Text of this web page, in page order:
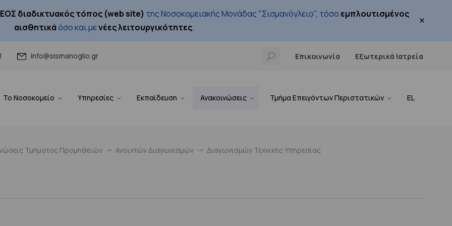
διαδικτυακός τόπος (web site) της Νοσοκομειακής Μονάδας "Σισμανόγλειο", τόσο εμπλουτισμένος
αισθητικάόσο και μενέες λειτουργικότητες. ×
info@sismanoglio.gr Επικοινωνία Εξωτερικά Ιατρεία
Το Νοσοκομείο Υπηρεσίες Εκπαίδευση Ανακοινώσεις Τμήμα Επειγόντων Περιστατικών EL
Τμήματος Προμηθειών Ανοιχτών Διαγωνισμών Διαγωνισμών Τεχνικής Υπηρεσίας